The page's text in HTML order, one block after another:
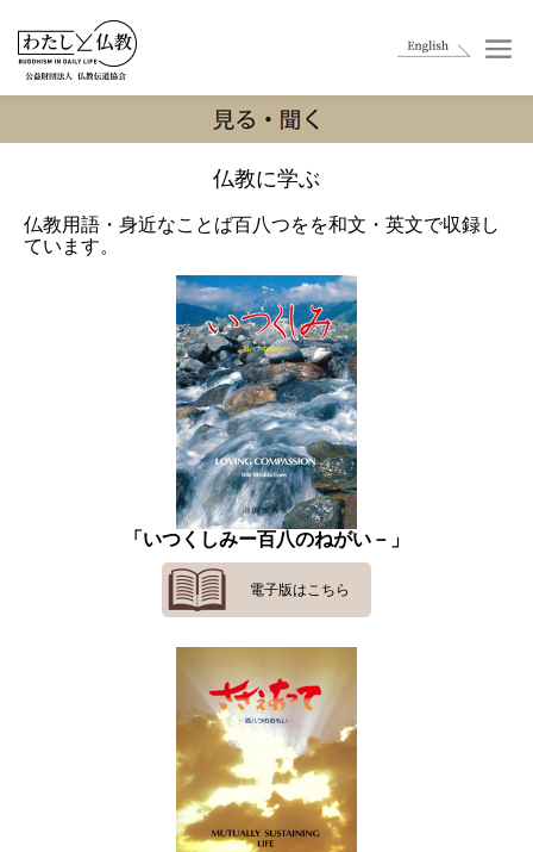
仏教に学ぶ
仏教用語・身近なことば百八つをを和文・英文で収録し
ています。
「いつくしみー百八のねがい－」
電子版はこちら